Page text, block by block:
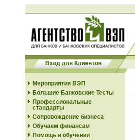
Вход для Клиентов
Мероприятия ВЭП
Большие Банковские Тесты
Профессиональные
стандарты
Сопровождение бизнеса
Обучаем финансам
Помощь в обучении